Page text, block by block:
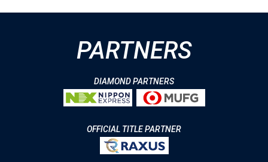
PARTNERS
DIAMOND PARTNERS
OFFICIAL TITLE PARTNER